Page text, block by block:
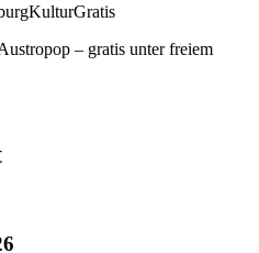
KulturGratis
– gratis unter freiem